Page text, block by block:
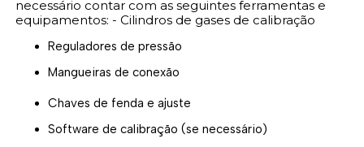
necessário contar com as seguintes ferramentas e
equipamentos: - Cilindros de gases de calibração
Reguladores de pressão
Mangueiras de conexão
Chaves de fenda e ajuste
Software de calibração (se necessário)